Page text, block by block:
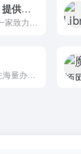
字幕库zimuku 提供高质量影视字幕下载网站